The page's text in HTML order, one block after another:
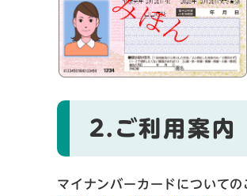
2.ご利用案内
マイナンバーカードについて